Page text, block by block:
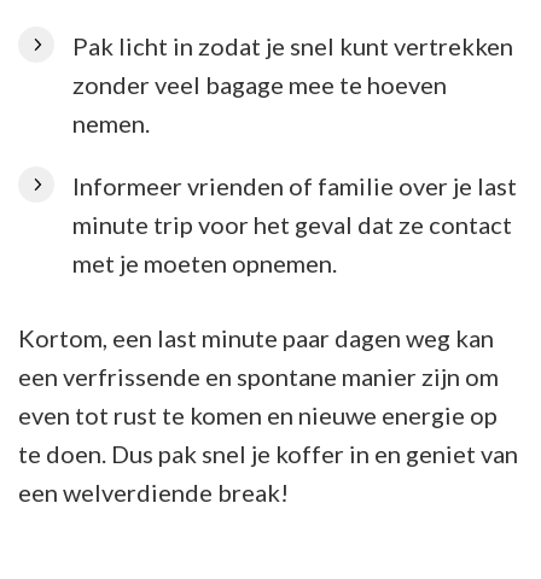
Pak licht in zodat je snel kunt vertrekken
zonder veel bagage mee te hoeven
nemen.
Informeer vrienden of familie over je last
minute trip voor het geval dat ze contact
met je moeten opnemen.
Kortom, een last minute paar dagen weg kan
een verfrissende en spontane manier zijn om
even tot rust te komen en nieuwe energie op
te doen. Dus pak snel je koffer in en geniet van
een welverdiende break!